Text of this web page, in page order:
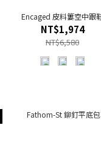
Encaged 皮料簍空中跟
NT$1,974
NT$6,580